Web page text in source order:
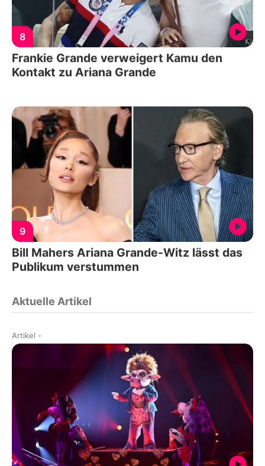
8
Frankie Grande verweigert Kamu den
Kontakt zu Ariana Grande
9
Bill Mahers Ariana Grande-Witz lässt das
Publikum verstummen
Aktuelle Artikel
Artikel -